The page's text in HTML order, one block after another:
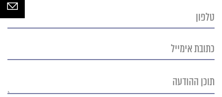
טלפון
כתובת
אימייל
תוכן
ההודעה